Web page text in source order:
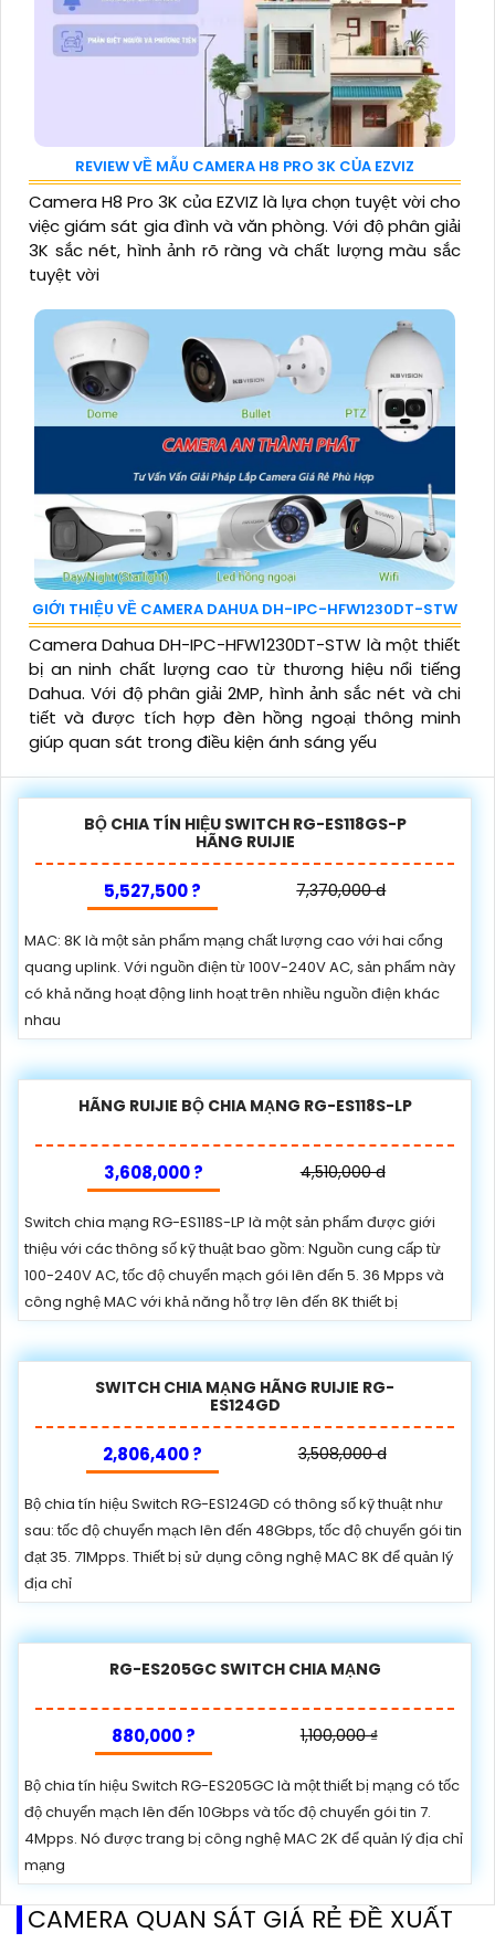
REVIEW VỀ MẪU CAMERA H8 PRO 3K CỦA EZVIZ
Camera H8 Pro 3K của EZVIZ là lựa chọn tuyệt vời cho
việc giám sát gia đình và văn phòng. Với độ phân giải
3K sắc nét, hình ảnh rõ ràng và chất lượng màu sắc
tuyệt vời
GIỚI THIỆU VỀ CAMERA DAHUA DH-IPC-HFW1230DT-STW
Camera Dahua DH-IPC-HFW1230DT-STW là một thiết
bị an ninh chất lượng cao từ thương hiệu nổi tiếng
Dahua. Với độ phân giải 2MP, hình ảnh sắc nét và chi
tiết và được tích hợp đèn hồng ngoại thông minh
giúp quan sát trong điều kiện ánh sáng yếu
BỘ CHIA TÍN HIỆU SWITCH RG-ES118GS-P
HÃNG RUIJIE
5,527,500 ? 7,370,000 d
MAC: 8K là một sản phẩm mạng chất lượng cao với hai cổng
quang uplink. Với nguồn điện từ 100V-240V AC, sản phẩm này
có khả năng hoạt động linh hoạt trên nhiều nguồn điện khác
nhau
HÃNG RUIJIE BỘ CHIA MẠNG RG-ES118S-LP
3,608,000 ? 4,510,000 d
Switch chia mạng RG-ES118S-LP là một sản phẩm được giới
thiệu với các thông số kỹ thuật bao gồm: Nguồn cung cấp từ
100-240V AC, tốc độ chuyển mạch gói lên đến 5. 36 Mpps và
công nghệ MAC với khả năng hỗ trợ lên đến 8K thiết bị
SWITCH CHIA MẠNG HÃNG RUIJIE RG-
ES124GD
2,806,400 ? 3,508,000 d
Bộ chia tín hiệu Switch RG-ES124GD có thông số kỹ thuật như
sau: tốc độ chuyển mạch lên đến 48Gbps, tốc độ chuyển gói tin
đạt 35. 71Mpps. Thiết bị sử dụng công nghệ MAC 8K để quản lý
địa chỉ
RG-ES205GC SWITCH CHIA MẠNG
880,000 ? 1,100,000 ₫
Bộ chia tín hiệu Switch RG-ES205GC là một thiết bị mạng có tốc
độ chuyển mạch lên đến 10Gbps và tốc độ chuyển gói tin 7.
4Mpps. Nó được trang bị công nghệ MAC 2K để quản lý địa chỉ
mạng
CAMERA QUAN SÁT GIÁ RẺ ĐỀ XUẤT